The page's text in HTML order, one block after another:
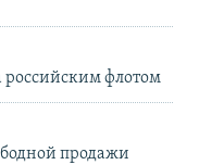
российским флотом
продажи